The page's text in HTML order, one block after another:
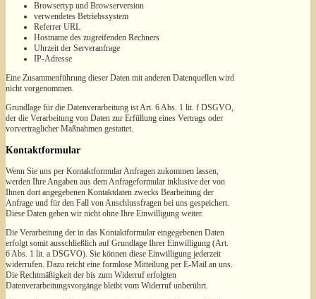
Browsertyp und Browserversion
verwendetes Betriebssystem
Referrer URL
Hostname des zugreifenden Rechners
Uhrzeit der Serveranfrage
IP-Adresse
Eine Zusammenführung dieser Daten mit anderen Datenquellen wird
nicht vorgenommen.
Grundlage für die Datenverarbeitung ist Art. 6 Abs. 1 lit. f DSGVO,
der die Verarbeitung von Daten zur Erfüllung eines Vertrags oder
vorvertraglicher Maßnahmen gestattet.
Kontaktformular
Wenn Sie uns per Kontaktformular Anfragen zukommen lassen,
werden Ihre Angaben aus dem Anfrageformular inklusive der von
Ihnen dort angegebenen Kontaktdaten zwecks Bearbeitung der
Anfrage und für den Fall von Anschlussfragen bei uns gespeichert.
Diese Daten geben wir nicht ohne Ihre Einwilligung weiter.
Die Verarbeitung der in das Kontaktformular eingegebenen Daten
erfolgt somit ausschließlich auf Grundlage Ihrer Einwilligung (Art.
6 Abs. 1 lit. a DSGVO). Sie können diese Einwilligung jederzeit
widerrufen. Dazu reicht eine formlose Mitteilung per E-Mail an uns.
Die Rechtmäßigkeit der bis zum Widerruf erfolgten
Datenverarbeitungsvorgänge bleibt vom Widerruf unberührt.